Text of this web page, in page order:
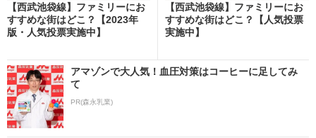
【西武池袋線】ファミリーにお
すすめな街はどこ？【2023年
版・人気投票実施中】
【西武池袋線】ファミリーにお
すすめな街はどこ？【人気投票
実施中】
アマゾンで大人気！血圧対策はコーヒーに足してみ
て
PR(森永乳業)